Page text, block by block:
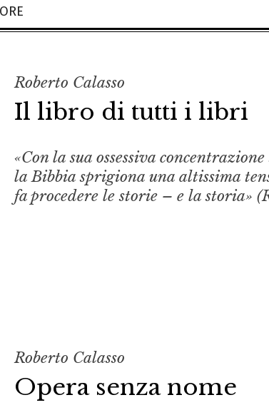
Roberto Calasso
Il libro di tutti i libri
«Con la sua ossessiva
la Bibbia sprigiona una altissima
fa procedere le storie – e la storia»
Roberto Calasso
Opera senza nome